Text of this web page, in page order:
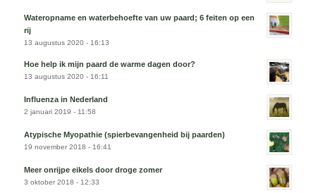
Wateropname en waterbehoefte van uw paard; 6 feiten op een
rij
13 augustus 2020 - 16:13
Hoe help ik mijn paard de warme dagen door?
13 augustus 2020 - 16:11
Influenza in Nederland
2 januari 2019 - 11:58
Atypische Myopathie (spierbevangenheid bij paarden)
19 november 2018 - 16:41
Meer onrijpe eikels door droge zomer
3 oktober 2018 - 12:33